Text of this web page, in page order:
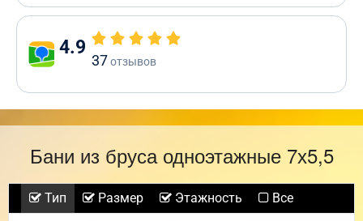
4.9
37отзывов
Бани из бруса одноэтажные 7х5,5
Тип Размер Этажность Все